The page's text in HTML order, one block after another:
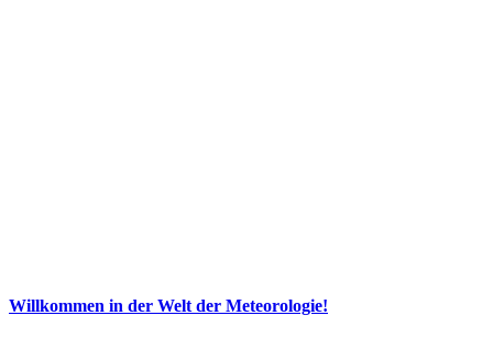
Willkommen in der Welt der Meteorologie!